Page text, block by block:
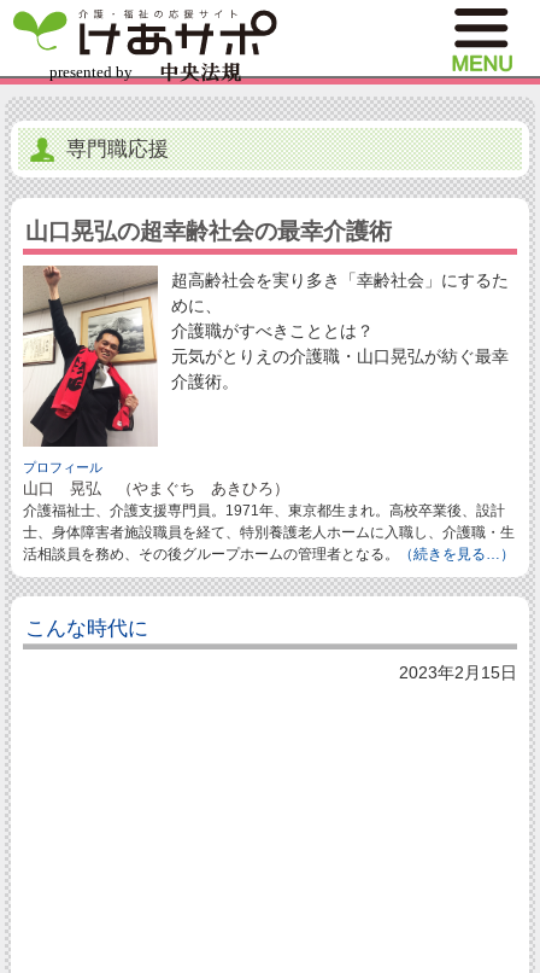
専門職応援
山口晃弘の超幸齢社会の最幸介護術
超高齢社会を実り多き「幸齢社会」にするた
めに、
介護職がすべきこととは？
元気がとりえの介護職・山口晃弘が紡ぐ最幸
介護術。
プロフィール
山口 晃弘 （やまぐち あきひろ）
介護福祉士、介護支援専門員。1971年、東京都生まれ。高校卒業後、設計
士、身体障害者施設職員を経て、特別養護老人ホームに入職し、介護職・生
活相談員を務め、その後グループホームの管理者となる。
（続きを見る…）
こんな時代に
2023年2月15日